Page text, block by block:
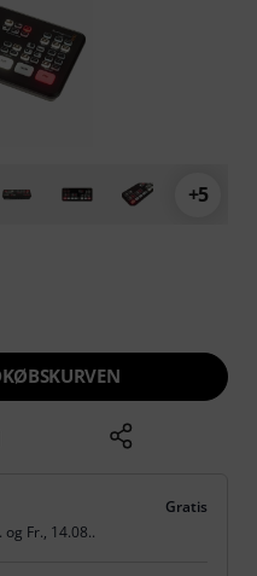
+5
Gratis
og Fr., 14.08..